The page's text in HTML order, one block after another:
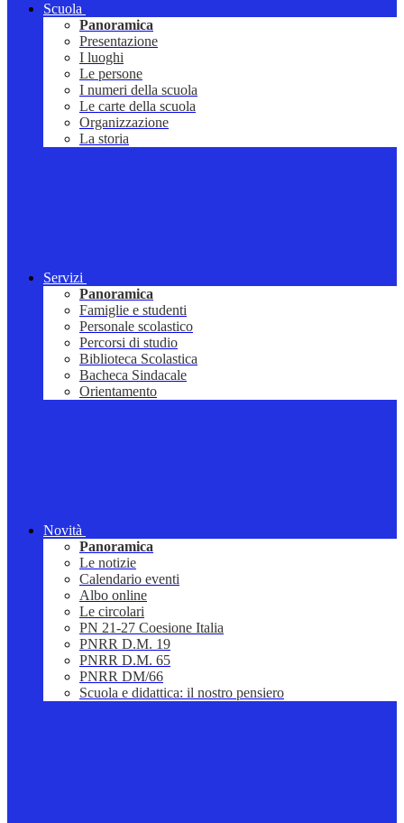
Scuola
Panoramica
Presentazione
I luoghi
Le persone
I numeri della scuola
Le carte della scuola
Organizzazione
La storia
Servizi
Panoramica
Famiglie e studenti
Personale scolastico
Percorsi di studio
Biblioteca Scolastica
Bacheca Sindacale
Orientamento
Novità
Panoramica
Le notizie
Calendario eventi
Albo online
Le circolari
PN 21-27 Coesione Italia
PNRR D.M. 19
PNRR D.M. 65
PNRR DM/66
Scuola e didattica: il nostro pensiero